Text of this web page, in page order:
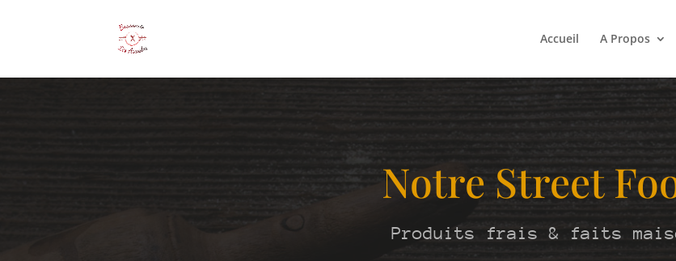
Accueil A Propos
Notre Street
Produits frais & faits